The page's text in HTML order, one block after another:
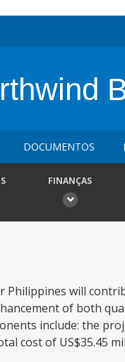
DOCUMENTOS
FINANÇAS
Philippines will
of both
include: the
cost of US$35.45